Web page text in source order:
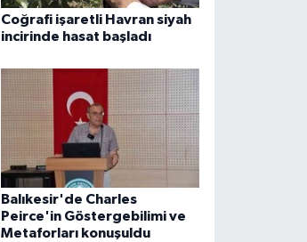
Coğrafi işaretli Havran siyah
incirinde hasat başladı
Balıkesir'de Charles
Peirce'in Göstergebilimi ve
Metaforları konuşuldu